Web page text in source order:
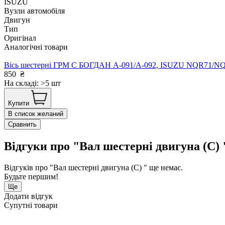
ISUZU
Вузли автомобіля
Двигун
Тип
Оригінал
Аналогічні товари
Вісь шестерні ГРМ С БОГДАН А-091/А-092, ISUZU NQR71/
850 ₴
На складі: >5 шт
Купити
В список желаний
Сравнить
Відгуки про "Вал шестерні двигуна (С)
Відгуків про "Вал шестерні двигуна (С) " ще немає.
Будьте першим!
Ще
Додати відгук
Супутні товари